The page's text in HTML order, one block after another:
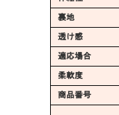
裏地
透け感
適応場合
柔軟度
商品番号